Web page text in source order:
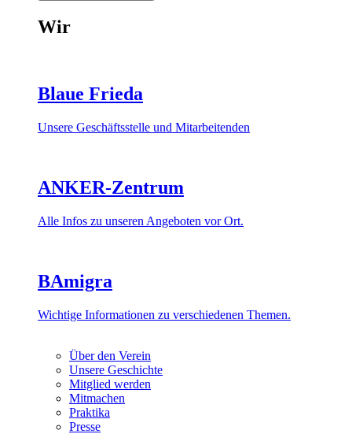
Wir
Blaue Frieda
Unsere Geschäftsstelle und Mitarbeitenden
ANKER-Zentrum
Alle Infos zu unseren Angeboten vor Ort.
BAmigra
Wichtige Informationen zu verschiedenen Themen.
Über den Verein
Unsere Geschichte
Mitglied werden
Mitmachen
Praktika
Presse